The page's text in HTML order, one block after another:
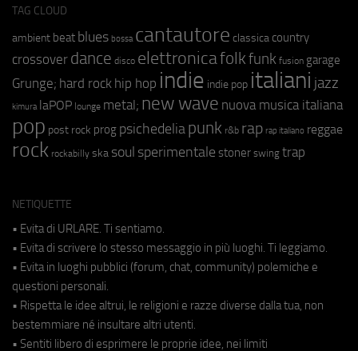
TAG CLOUD
ambient beat blues bossa cantautore classica country
crossover dance disco elettronicafolkfunk fusion garage
Grunge; hard rock hip hop indie indie pop italiani jazz
kimura laPOP lounge metal; new wave nuova musica italiana
pop post rock prog psichedeliapunk r&b rap rap italiano reggae
rock rockabilly ska soul sperimentale stoner swing trap
NETIQUETTE
• Evita di URLARE. Ti sentiamo.
• Evita di scrivere lo stesso messaggio in più luoghi. Ti leggiamo.
• Evita in luoghi pubblici (forum, chat, community) polemiche e
questioni personali.
• Rispetta le idee altrui, le religioni e razze diverse dalla tua, non
bestemmiare né insultare altri utenti.
• Sentiti libero di esprimere le proprie idee, nei limiti